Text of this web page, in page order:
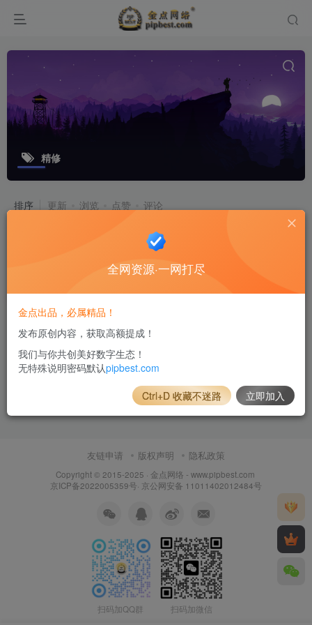
精修
排序 更新 浏览 点赞 评论
【灵珑西游】mt3换皮梦幻精修商业版
+安卓苹果双端+搭建教程
游戏源码
友链申请 版权声明 隐私政策
Copyright © 2015-2025 · 金点网络 - www.pipbest.com
京ICP备2022005359号· 京公网安备 11011402012484号
扫码加QQ群 扫码加微信
全网资源·一网打尽
金点出品，必属精品！
发布原创内容，获取高额提成！
我们与你共创美好数字生态！
无特殊说明密码默认pipbest.com
Ctrl+D 收藏不迷路 立即加入